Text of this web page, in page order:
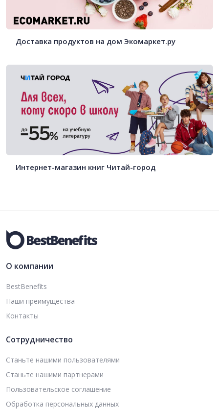
Доставка продуктов на дом Экомаркет.ру
Интернет-магазин книг Читай-город
О компании
BestBenefits
Наши преимущества
Контакты
Сотрудничество
Станьте нашими пользователями
Станьте нашими партнерами
Пользовательское соглашение
Обработка персональных данных